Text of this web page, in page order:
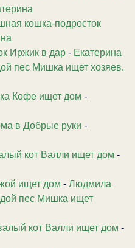
кошка-подросток
Иржик в дар - Екатерина
пес Мишка ищет хозяев.
Кофе ищет дом -
в Добрые руки -
кот Валли ищет дом -
ищет дом - Людмила
пес Мишка ищет
кот Валли ищет дом -